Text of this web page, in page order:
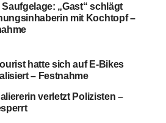
Saufgelage: „Gast“ schlägt
mit Kochtopf –
hatte sich auf E-Bikes
– Festnahme
verletzt Polizisten –